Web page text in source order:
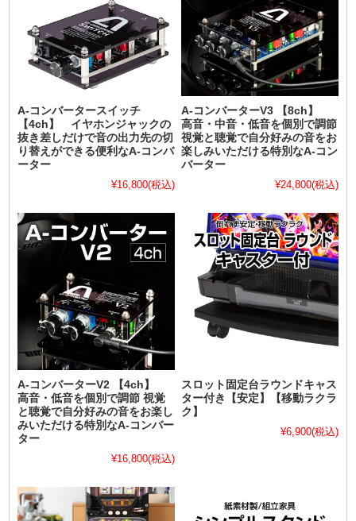
A-コンバータースイッチ
【4ch】 イヤホンジャックの
抜き差しだけで音の出力先の切
り替えができる便利なA-コンバ
ーター
¥16,800(税込)
A-コンバーターV3 【8ch】
高音・中音・低音を個別で調節
視覚と聴覚で自分好みの音をお
楽しみいただける特別なA-コン
バーター
¥24,800(税込)
A-コンバーターV2 【4ch】
高音・低音を個別で調節 視覚
と聴覚で自分好みの音をお楽し
みいただける特別なA-コンバー
ター
¥16,800(税込)
スロット固定台ラウンドキャス
ター付き【安定】【移動ラクラ
ク】
¥6,900(税込)